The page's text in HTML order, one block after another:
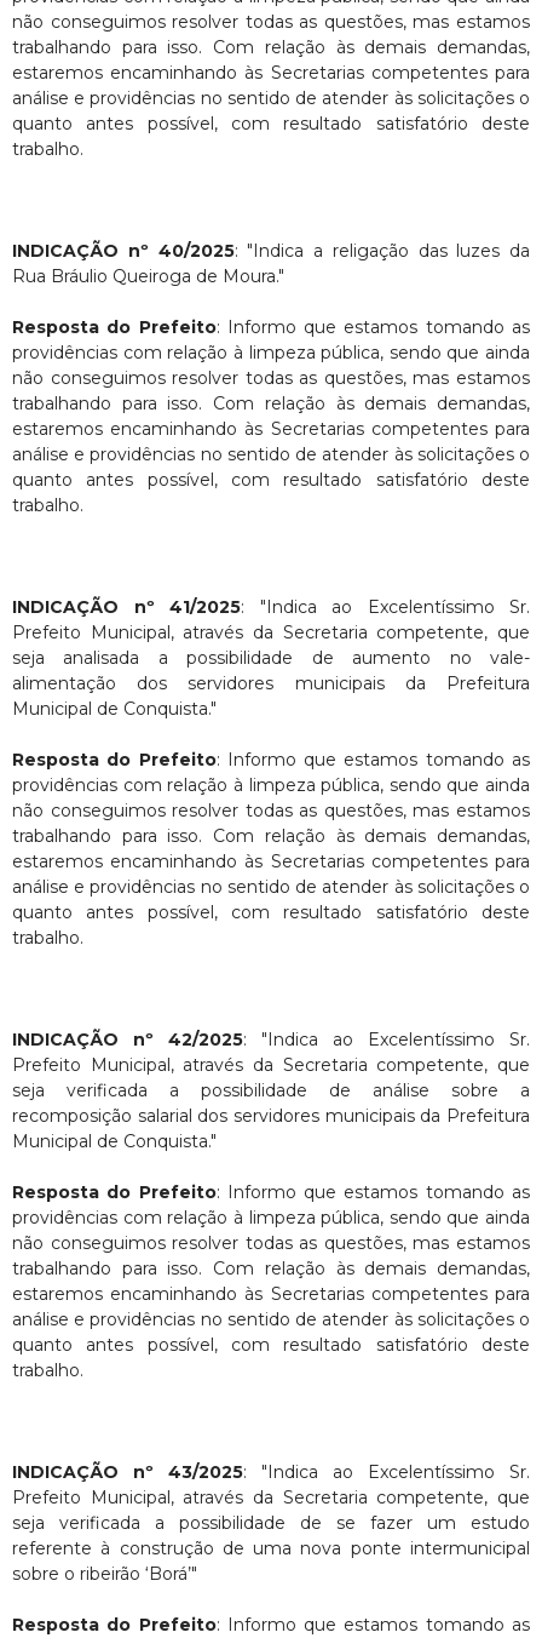
não conseguimos resolver todas as questões, mas estamos
trabalhando para isso. Com relação às demais demandas,
estaremos encaminhando às Secretarias competentes para
análise e providências no sentido de atender às solicitações o
quanto antes possível, com resultado satisfatório deste
trabalho.
INDICAÇÃO nº 40/2025: "Indica a religação das luzes da
Rua Bráulio Queiroga de Moura."
Resposta do Prefeito: Informo que estamos tomando as
providências com relação à limpeza pública, sendo que ainda
não conseguimos resolver todas as questões, mas estamos
trabalhando para isso. Com relação às demais demandas,
estaremos encaminhando às Secretarias competentes para
análise e providências no sentido de atender às solicitações o
quanto antes possível, com resultado satisfatório deste
trabalho.
INDICAÇÃO nº 41/2025: "Indica ao Excelentíssimo Sr.
Prefeito Municipal, através da Secretaria competente, que
seja analisada a possibilidade de aumento no vale-
alimentação dos servidores municipais da Prefeitura
Municipal de Conquista."
Resposta do Prefeito: Informo que estamos tomando as
providências com relação à limpeza pública, sendo que ainda
não conseguimos resolver todas as questões, mas estamos
trabalhando para isso. Com relação às demais demandas,
estaremos encaminhando às Secretarias competentes para
análise e providências no sentido de atender às solicitações o
quanto antes possível, com resultado satisfatório deste
trabalho.
INDICAÇÃO nº 42/2025: "Indica ao Excelentíssimo Sr.
Prefeito Municipal, através da Secretaria competente, que
seja verificada a possibilidade de análise sobre a
recomposição salarial dos servidores municipais da Prefeitura
Municipal de Conquista."
Resposta do Prefeito: Informo que estamos tomando as
providências com relação à limpeza pública, sendo que ainda
não conseguimos resolver todas as questões, mas estamos
trabalhando para isso. Com relação às demais demandas,
estaremos encaminhando às Secretarias competentes para
análise e providências no sentido de atender às solicitações o
quanto antes possível, com resultado satisfatório deste
trabalho.
INDICAÇÃO nº 43/2025: "Indica ao Excelentíssimo Sr.
Prefeito Municipal, através da Secretaria competente, que
seja verificada a possibilidade de se fazer um estudo
referente à construção de uma nova ponte intermunicipal
sobre o ribeirão ‘Borá’"
Resposta do Prefeito: Informo que estamos tomando as